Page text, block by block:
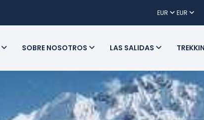
EUR EUR
SOBRE NOSOTROS LAS SALIDAS